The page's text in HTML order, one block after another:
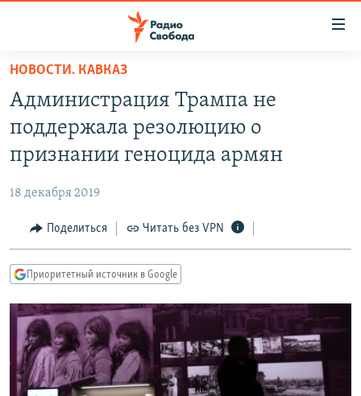
упрощенного
доступа
основному
Вернутся
Вернутся
поиску
ПОДКАСТЫ
АВТОРСКИЕ ПРОЕКТЫ
МНЕНИЯ
КУЛЬТУРА
КАВКАЗ.РЕАЛИИ
СЕВЕР.РЕАЛИИ
СИБИРЬ.РЕАЛИИ
РАСПИСАНИЕ ВЕЩАНИЯ
НОВОСТИ. КАВКАЗ
Администрация Трампа не
поддержала резолюцию о
признании геноцида армян
18 декабря 2019
Поделиться Читать без VPN
Приоритетный источник в Google